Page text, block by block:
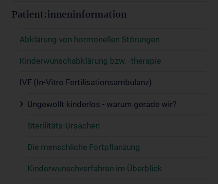
Patient:inneninformation
Abklärung von hormonellen Störungen
Kinderwunschabklärung bzw. -therapie
IVF (In-Vitro Fertilisationsambulanz)
Ungewollt kinderlos - warum gerade wir?
Sterilitäts-Ursachen
Die menschliche Fortpflanzung
Kinderwunschverfahren im Überblick